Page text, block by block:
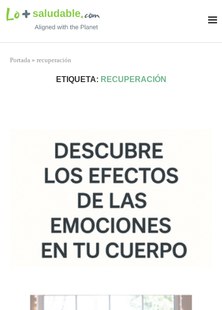
Portada » recuperación
ETIQUETA: RECUPERACIÓN